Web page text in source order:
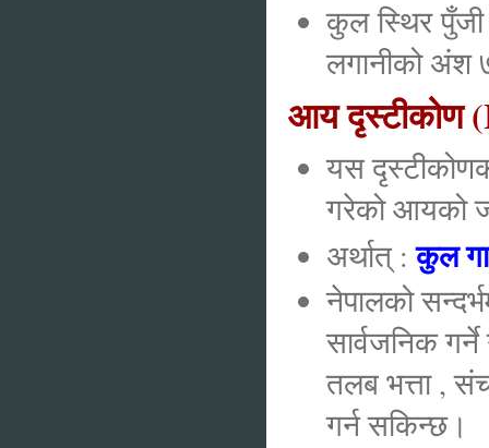
कुल स्थिर
लगानीको
आय दृस्टीकोण
यस
गरेको आयको
अर्थात् :कुल
नेपालको
सार्वजनिक
तलब भत्ता ,
गर्न सकिन्छ।